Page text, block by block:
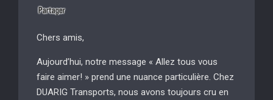
Chers amis,
Aujourd’hui, notre message « Allez tous vous
faire aimer! » prend une nuance particulière. Chez
DUARIG Transports, nous avons toujours cru en